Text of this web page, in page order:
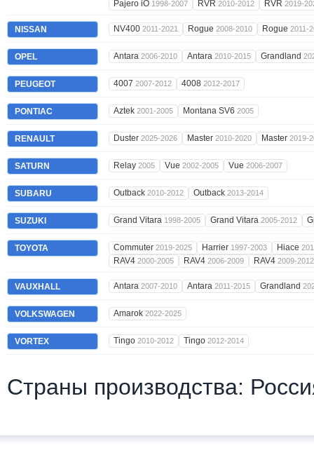
Pajero iO 1998-2007 RVR 2010-2012 RVR 2019-
NISSAN NV400 2011-2021 Rogue 2008-2010 Rogue 2011-
OPEL Antara 2006-2010 Antara 2010-2015 Grandland
PEUGEOT 4007 2007-2012 4008 2012-2017
PONTIAC Aztek 2001-2005 Montana SV6 2005
RENAULT Duster 2025-2026 Master 2010-2020 Master 2019-
SATURN Relay 2005 Vue 2002-2005 Vue 2006-2007
SUBARU Outback 2010-2012 Outback 2013-2014
SUZUKI Grand Vitara 1998-2005 Grand Vitara 2005-2012
TOYOTA Commuter 2019-2025 Harrier 1997-2003 Hiace
RAV4 2000-2005 RAV4 2006-2009 RAV4 2009-2012
VAUXHALL Antara 2007-2010 Antara 2011-2015 Grandland
VOLKSWAGEN Amarok 2022-2025
VORTEX Tingo 2010-2012 Tingo 2012-2014
Страны производства: